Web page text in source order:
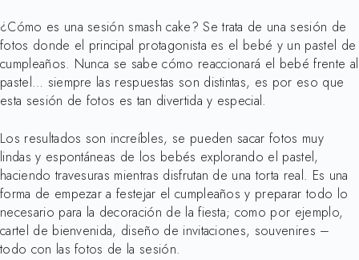
¿Cómo es una sesión smash cake? Se trata de una sesión de
fotos donde el principal protagonista es el bebé y un pastel de
cumpleaños. Nunca se sabe cómo reaccionará el bebé frente al
pastel… siempre las respuestas son distintas, es por eso que
esta sesión de fotos es tan divertida y especial.
Los resultados son increíbles, se pueden sacar fotos muy
lindas y espontáneas de los bebés explorando el pastel,
haciendo travesuras mientras disfrutan de una torta real. Es una
forma de empezar a festejar el cumpleaños y preparar todo lo
necesario para la decoración de la fiesta; como por ejemplo,
cartel de bienvenida, diseño de invitaciones, souvenires –
todo con las fotos de la sesión.